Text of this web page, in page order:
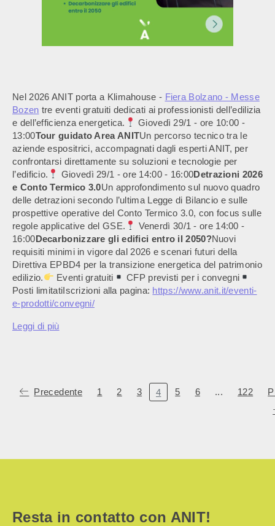
Nel 2026 ANIT porta a Klimahouse - Fiera Bolzano - Messe
Bozen tre eventi gratuiti dedicati ai professionisti dell’edilizia
e dell’efficienza energetica.
Giovedì 29/1 - ore 10:00 -
13:00Tour guidato Area ANITUn percorso tecnico tra le
aziende espositrici, accompagnati dagli esperti ANIT, per
confrontarsi direttamente su soluzioni e tecnologie per
l’edificio.
Giovedì 29/1 - ore 14:00 - 16:00Detrazioni 2026
e Conto Termico 3.0Un approfondimento sul nuovo quadro
delle detrazioni secondo l’ultima Legge di Bilancio e sulle
prospettive operative del Conto Termico 3.0, con focus sulle
regole applicative del GSE.
Venerdì 30/1 - ore 14:00 -
16:00Decarbonizzare gli edifici entro il 2050?Nuovi
requisiti minimi in vigore dal 2026 e scenari futuri della
Direttiva EPBD4 per la transizione energetica del patrimonio
edilizio.
Eventi gratuiti
CFP previsti per i convegni
Posti limitatiIscrizioni alla pagina: https://www.anit.it/eventi-
e-prodotti/convegni/
Leggi di più
Precedente 1 2 3 4 5 6 ... 122
Resta in contatto con ANIT!